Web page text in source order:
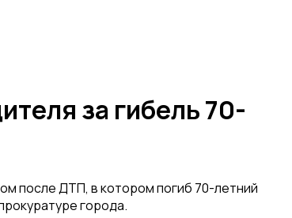
за гибель 70-
после ДТП, в котором погиб 70-летний
города.